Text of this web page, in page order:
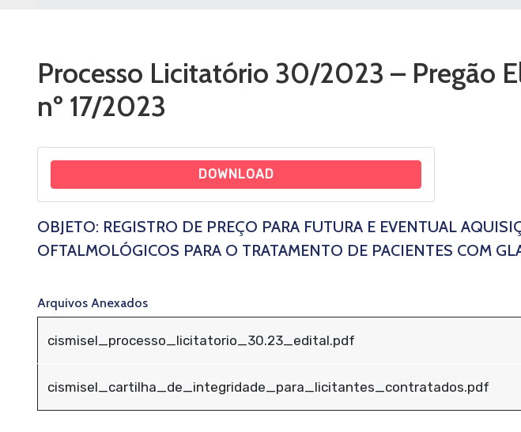
Processo Licitatório 30/2023 – Pregão
nº 17/2023
DOWNLOAD
OBJETO: REGISTRO DE PREÇO PARA FUTURA E EVENTUAL
OFTALMOLÓGICOS PARA O TRATAMENTO DE PACIENTES COM
Arquivos Anexados
cismisel_processo_licitatorio_30.23_edital.pdf
cismisel_cartilha_de_integridade_para_licitantes_contratados.pdf